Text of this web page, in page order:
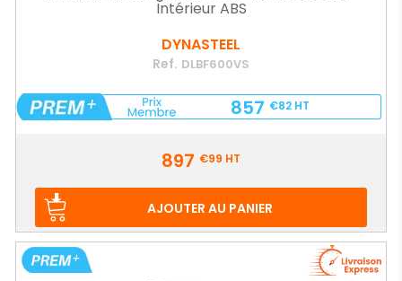
Intérieur ABS
DYNASTEEL
Ref. DLBF600VS
857 €82 HT
897 €99 HT
AJOUTER AU PANIER